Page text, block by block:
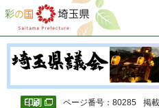
彩の国 埼玉県
ページ番号：80285 掲